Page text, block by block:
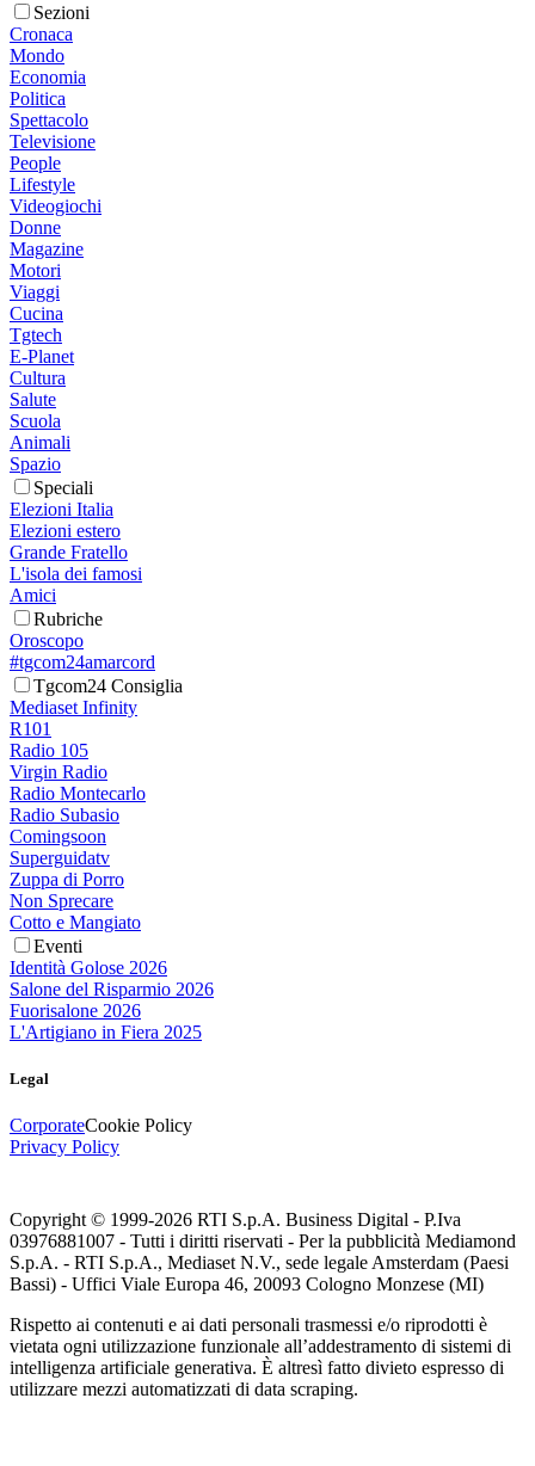
Sezioni
Cronaca
Mondo
Economia
Politica
Spettacolo
Televisione
People
Lifestyle
Videogiochi
Donne
Magazine
Motori
Viaggi
Cucina
Tgtech
E-Planet
Cultura
Salute
Scuola
Animali
Spazio
Speciali
Elezioni Italia
Elezioni estero
Grande Fratello
L'isola dei famosi
Amici
Rubriche
Oroscopo
#tgcom24amarcord
Tgcom24 Consiglia
Mediaset Infinity
R101
Radio 105
Virgin Radio
Radio Montecarlo
Radio Subasio
Comingsoon
Superguidatv
Zuppa di Porro
Non Sprecare
Cotto e Mangiato
Eventi
Identità Golose 2026
Salone del Risparmio 2026
Fuorisalone 2026
L'Artigiano in Fiera 2025
Legal
CorporateCookie Policy
Privacy Policy
Copyright © 1999-2026 RTI S.p.A. Business Digital - P.Iva
03976881007 - Tutti i diritti riservati - Per la pubblicità Mediamond
S.p.A. - RTI S.p.A., Mediaset N.V., sede legale Amsterdam (Paesi
Bassi) - Uffici Viale Europa 46, 20093 Cologno Monzese (MI)
Rispetto ai contenuti e ai dati personali trasmessi e/o riprodotti è
vietata ogni utilizzazione funzionale all’addestramento di sistemi di
intelligenza artificiale generativa. È altresì fatto divieto espresso di
utilizzare mezzi automatizzati di data scraping.